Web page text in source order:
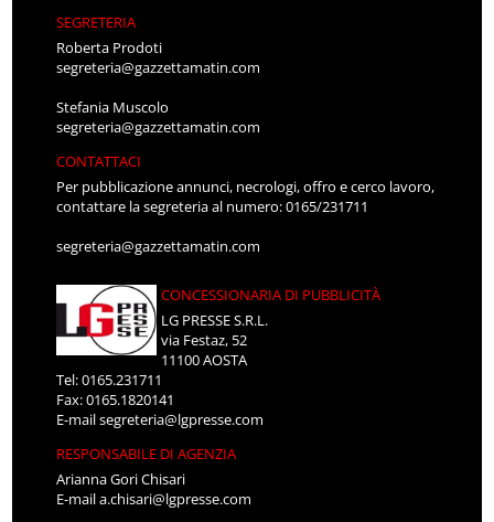
SEGRETERIA
Roberta Prodoti
segreteria@gazzettamatin.com
Stefania Muscolo
segreteria@gazzettamatin.com
CONTATTACI
Per pubblicazione annunci, necrologi, offro e cerco lavoro,
contattare la segreteria al numero: 0165/231711
segreteria@gazzettamatin.com
CONCESSIONARIA DI PUBBLICITÀ
LG PRESSE S.R.L.
via Festaz, 52
11100 AOSTA
Tel: 0165.231711
Fax: 0165.1820141
E-mailsegreteria@lgpresse.com
RESPONSABILE DI AGENZIA
Arianna Gori Chisari
E-maila.chisari@lgpresse.com